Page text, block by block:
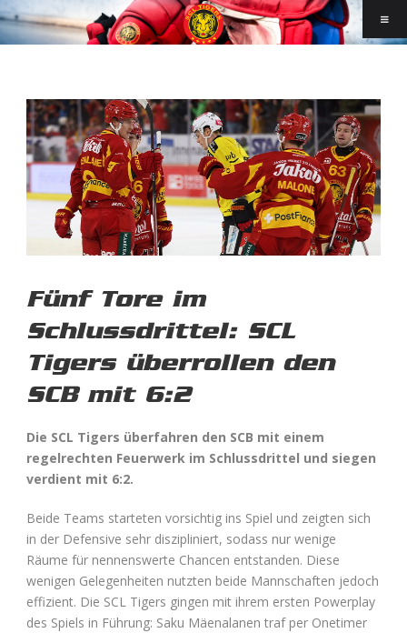
Fünf Tore im
Schlussdrittel: SCL
Tigers überrollen den
SCB mit 6:2
Die SCL Tigers überfahren den SCB mit einem
regelrechten Feuerwerk im Schlussdrittel und siegen
verdient mit 6:2.
Beide Teams starteten vorsichtig ins Spiel und zeigten sich
in der Defensive sehr diszipliniert, sodass nur wenige
Räume für nennenswerte Chancen entstanden. Diese
wenigen Gelegenheiten nutzten beide Mannschaften jedoch
effizient. Die SCL Tigers gingen mit ihrem ersten Powerplay
des Spiels in Führung: Saku Mäenalanen traf per Onetimer